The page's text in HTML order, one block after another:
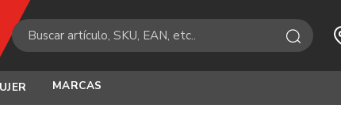
MARCAS